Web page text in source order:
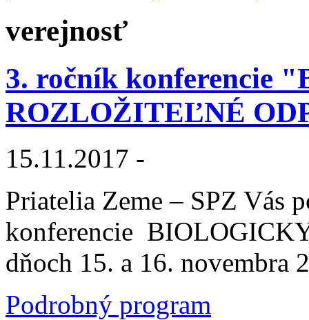
verejnosť
3. ročník konferencie
ROZLOŽITEĽNÉ
15.11.2017 -
Priatelia Zeme – SPZ Vás
konferencie
dňoch 15. a 16.
Podrobný program